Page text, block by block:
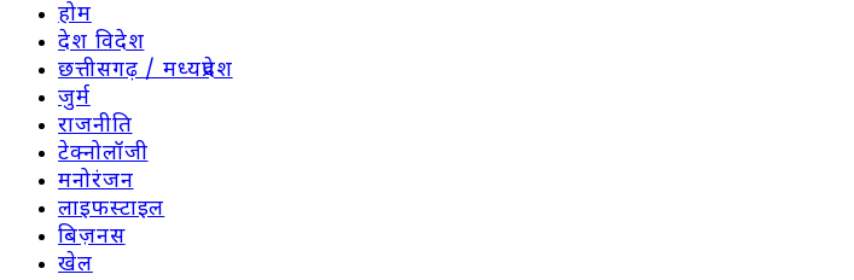
होम
देश विदेश
छत्तीसगढ़ / मध्यप्रदेश
जुर्म
राजनीति
टेक्नोलॉजी
मनोरंजन
लाइफस्टाइल
बिज़नस
खेल